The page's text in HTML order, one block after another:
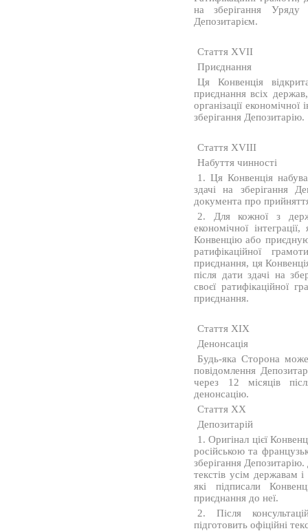
на зберігання Уряду
Депозитарієм.
Стаття XVII
Приєднання
Ця Конвенція
приєднання всіх
організації
зберігання Депозитарію.
Стаття XVIII
Набуття чинності
1. Ця Конвенція
здачі на зберігання
документа про
2. Для кожної з
економічної
Конвенцію або
ратифікаційної
приєднання, ця
після дати здачі на
своєї ратифікаційної
приєднання.
Стаття XIX
Денонсація
Будь-яка Сторона
повідомлення
через 12 місяців
денонсацію.
Стаття XX
Депозитарій
1. Оригінал цієї
російською та
зберігання Депозитарію.
текстів усім державам і
які підписали
приєднання до неї.
2. Після
підготовить офіційні